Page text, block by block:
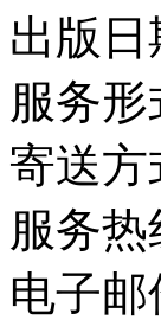
出版日
服务
寄送方
服务热
电子邮